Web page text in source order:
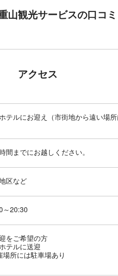
山観光サービスの口コミ
アクセス
テルにお迎え（市街地から遠い場
間までにお越しください。
区など
～20:30
をご希望の方
テルに送迎
場所には駐車場あり